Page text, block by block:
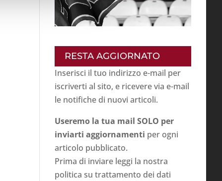
RESTA AGGIORNATO
Inserisci il tuo indirizzo e-mail per
iscriverti al sito, e ricevere via e-mail
le notifiche di nuovi articoli.
Useremo la tua mail SOLO per
inviarti aggiornamenti per ogni
articolo pubblicato.
Prima di inviare leggi la nostra
politica su trattamento dei dati